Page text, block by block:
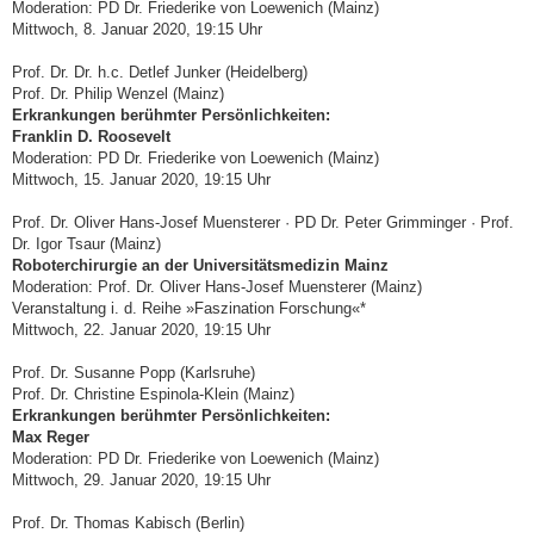
Moderation: PD Dr. Friederike von Loewenich (Mainz)
Mittwoch, 8. Januar 2020, 19:15 Uhr
Prof. Dr. Dr. h.c. Detlef Junker (Heidelberg)
Prof. Dr. Philip Wenzel (Mainz)
Erkrankungen berühmter Persönlichkeiten:
Franklin D. Roosevelt
Moderation: PD Dr. Friederike von Loewenich (Mainz)
Mittwoch, 15. Januar 2020, 19:15 Uhr
Prof. Dr. Oliver Hans-Josef Muensterer · PD Dr. Peter Grimminger · Prof.
Dr. Igor Tsaur (Mainz)
Roboterchirurgie an der Universitäts­medizin Mainz
Moderation: Prof. Dr. Oliver Hans-Josef Muensterer (Mainz)
Veranstaltung i. d. Reihe »Faszination Forschung«*
Mittwoch, 22. Januar 2020, 19:15 Uhr
Prof. Dr. Susanne Popp (Karlsruhe)
Prof. Dr. Christine Espinola-Klein (Mainz)
Erkrankungen berühmter Persönlichkeiten:
Max Reger
Moderation: PD Dr. Friederike von Loewenich (Mainz)
Mittwoch, 29. Januar 2020, 19:15 Uhr
Prof. Dr. Thomas Kabisch (Berlin)